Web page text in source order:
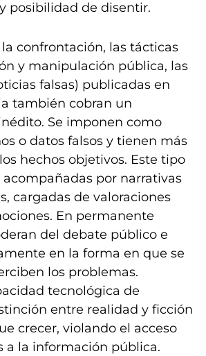
posibilidad de disentir.
confrontación, las tácticas
y manipulación pública, las
falsas) publicadas en
también cobran un
Se imponen como
o datos falsos y tienen más
hechos objetivos. Este tipo
por narrativas
cargadas de valoraciones
En permanente
del debate público e
en la forma en que se
los problemas.
tecnológica de
entre realidad y ficción
crecer, violando el acceso
a la información pública.